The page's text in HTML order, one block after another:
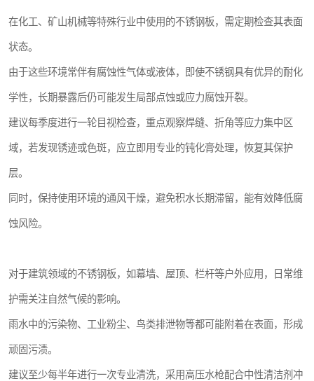
在化工、矿山机械等特殊行业中使用的不锈钢板，需定期检查其表面
状态。
由于这些环境常伴有腐蚀性气体或液体，即使不锈钢具有优异的耐化
学性，长期暴露后仍可能发生局部点蚀或应力腐蚀开裂。
建议每季度进行一轮目视检查，重点观察焊缝、折角等应力集中区
域，若发现锈迹或色斑，应立即用专业的钝化膏处理，恢复其保护
层。
同时，保持使用环境的通风干燥，避免积水长期滞留，能有效降低腐
蚀风险。
对于建筑领域的不锈钢板，如幕墙、屋顶、栏杆等户外应用，日常维
护需关注自然气候的影响。
雨水中的污染物、工业粉尘、鸟类排泄物等都可能附着在表面，形成
顽固污渍。
建议至少每半年进行一次专业清洗，采用高压水枪配合中性清洁剂冲